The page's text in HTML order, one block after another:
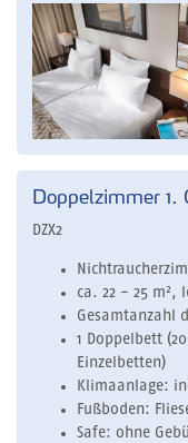
Doppelzimmer 1.
DZX2
ca. 22 - 25 m²,
Gesamtanzahl
1 Doppelbett
Einzelbetten)
Klimaanlage:
Fußboden:
Safe: ohne